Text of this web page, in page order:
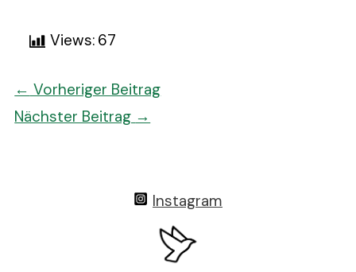
Views: 67
Post
navigation
← Vorheriger Beitrag
Nächster Beitrag →
Instagram